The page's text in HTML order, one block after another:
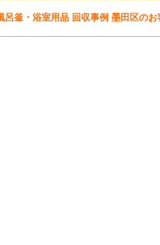
呂釜・浴室用品 回収事例 墨田区のお